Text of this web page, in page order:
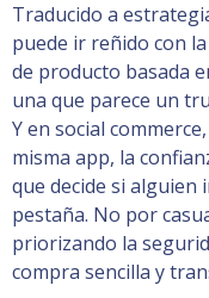
Traducido a
puede ir reñido con
de producto basada
una que parece un
Y en social
misma app, la
que decide si
pestaña. No por
priorizando la
compra sencilla y